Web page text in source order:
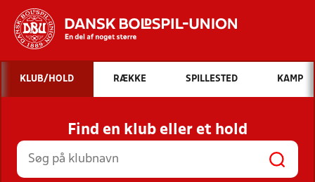
Hvad vil du søge efter?
INDHOLD OG NYHEDER
STILLINGER, RESULTATER, KLUBBER OG
HOLD
KLUB/HOLD RÆKKE SPILLESTED KAMP
Find en klub eller et hold